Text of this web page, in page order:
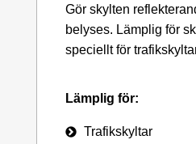
Gör skylten
belyses. Lämplig för
speciellt för
Lämplig för:
Trafikskyltar